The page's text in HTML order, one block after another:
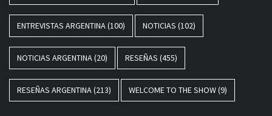
ENTREVISTAS ARGENTINA(100) NOTICIAS (102)
NOTICIAS ARGENTINA(20) RESEÑAS (455)
RESEÑAS ARGENTINA(213) WELCOME TO THE SHOW(9)